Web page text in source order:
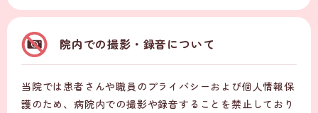
院内での撮影・録音について
当院では患者さんや職員のプライバシーおよび個人情報保
護のため、病院内での撮影や録音することを禁止しており